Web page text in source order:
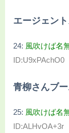
エージェン
24: 風吹けば名
ID:U9xPAchO0
青柳さんブ
25: 風吹けば名
ID:ALHvOA+3r